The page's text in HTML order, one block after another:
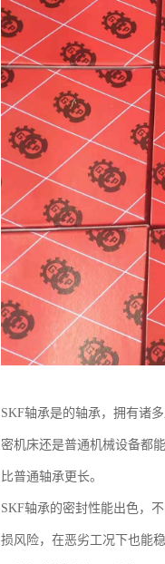
SKF轴承是的轴承，拥有诸
密机床还是普通机械设备都
比普通轴承更长。
SKF轴承的密封性能出色，
损风险，在恶劣工况下也能